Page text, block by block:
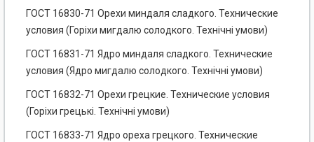
ГОСТ 16830-71 Орехи миндаля сладкого. Технические
условия (Горіхи мигдалю солодкого. Технічні умови)
ГОСТ 16831-71 Ядро миндаля сладкого. Технические
условия (Ядро мигдалю солодкого. Технічні умови)
ГОСТ 16832-71 Орехи грецкие. Технические условия
(Горіхи грецькі. Технічні умови)
ГОСТ 16833-71 Ядро ореха грецкого. Технические